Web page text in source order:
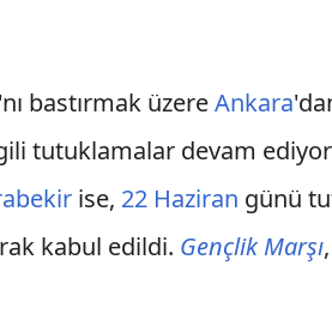
bastırmak üzereAnkara
tutuklamalar devam
ise, 22 Haziran günü
kabul edildi. Gençlik Marşı